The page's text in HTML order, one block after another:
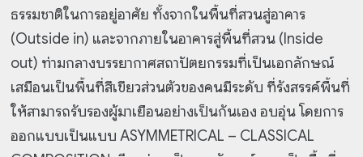
ธรรมชาติในการอยู่อาศัย ทั้งจากในพื้นที่สวนสู่อาคาร
(Outside in) และจากภายในอาคารสู่พื้นที่สวน (Inside
out) ท่ามกลางบรรยากาศสถาปัตยกรรมที่เป็นเอกลักษณ์
เสมือนเป็นพื้นที่สีเขียวส่วนตัวของคนมีระดับ ที่รังสรรค์พื้นที่
ให้สามารถรับรองผู้มาเยือนอย่างเป็นกันเอง อบอุ่น โดยการ
ออกแบบเป็นแบบ ASYMMETRICAL – CLASSICAL